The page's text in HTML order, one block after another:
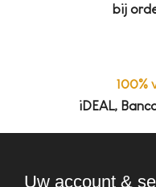
bij
100%
iDEAL,
Uw account &